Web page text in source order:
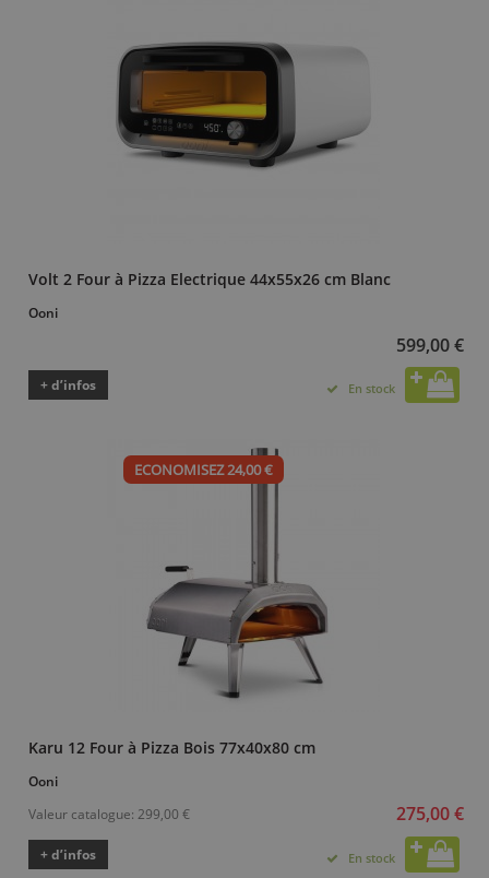
Volt 2 Four à Pizza Electrique 44x55x26 cm Blanc
Ooni
599,00 €
+ d’infos En stock
ECONOMISEZ 24,00 €
Karu 12 Four à Pizza Bois 77x40x80 cm
Ooni
Valeur catalogue: 299,00 € 275,00 €
+ d’infos En stock